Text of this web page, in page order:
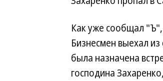
Как уже сообщал "Ъ",
Бизнесмен выехал
была назначена
господина